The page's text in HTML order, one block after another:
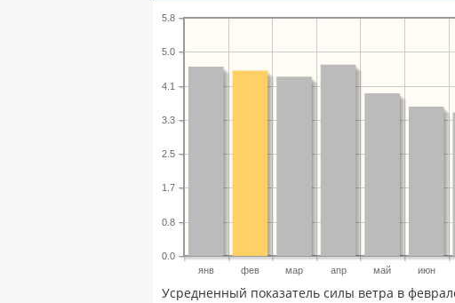
янв фев мар апр май июн
0.0
0.8
1.7
2.5
3.3
4.1
5.0
5.8
Усредненный показатель силы ветра в